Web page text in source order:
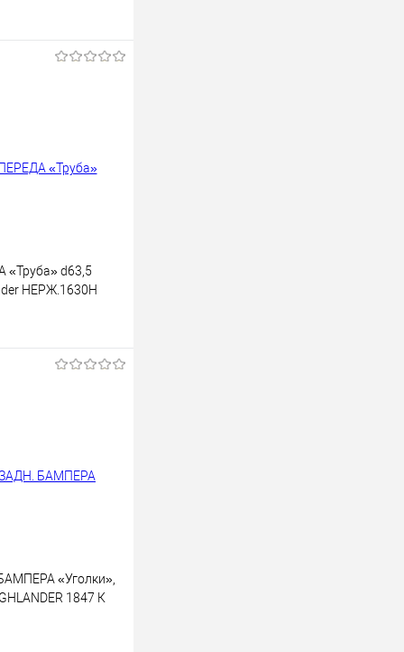
«Труба» d63,5
НЕРЖ.1630Н
«Уголки»,
1847 К